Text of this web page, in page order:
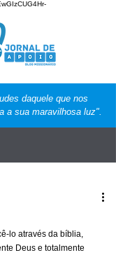
daquele que nos
a sua maravilhosa luz".
lo através da bíblia,
Deus e totalmente